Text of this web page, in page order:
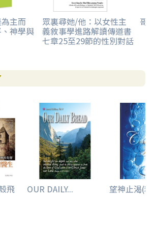
主而
神學與
眾裏尋她/他：以女性主
義敘事學進路解讀傳道書
七章25至29節的性別對話
哥
飛 OUR DAILY... 望神止渴(